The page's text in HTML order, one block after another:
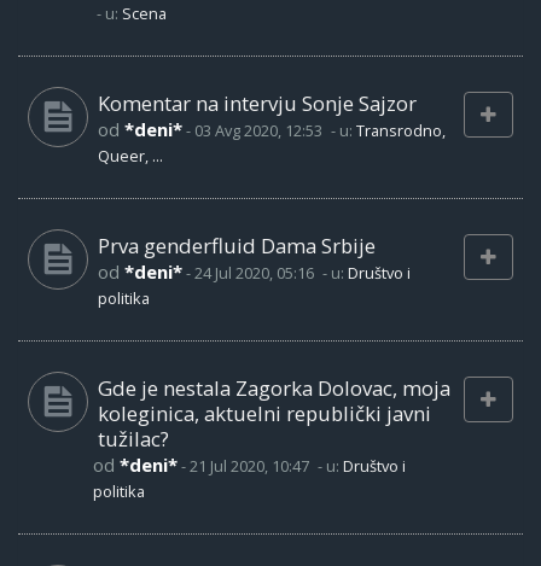
- u: Scena
Komentar na intervju Sonje Sajzor
od *deni*- 03 Avg 2020, 12:53 - u: Transrodno,
Queer, ...
Prva genderfluid Dama Srbije
od *deni*-24 Jul 2020, 05:16 - u: Društvo i
politika
Gde je nestala Zagorka Dolovac, moja
koleginica, aktuelni republički javni
tužilac?
od *deni*-21 Jul 2020, 10:47 - u: Društvo i
politika